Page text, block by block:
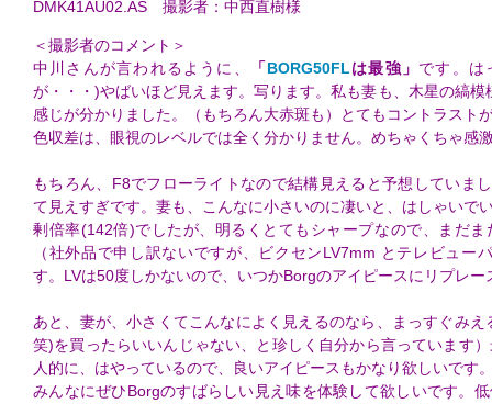
DMK41AU02.AS 撮影者：中西直樹様
＜撮影者のコメント＞
中川さんが言われるように、
「BORG50FLは最強」 です。は
が・・・)やばいほど見えます。写ります。私も妻も、木星の縞
感じが分かりました。（もちろん大赤斑も）とてもコントラスト
色収差は、眼視のレベルでは全く分かりません。めちゃくちゃ感
もちろん、F8でフローライトなので結構見えると予想していま
て見えすぎです。妻も、こんなに小さいのに凄いと、はしゃいで
剰倍率(142倍)でしたが、明るくとてもシャープなので、まだ
（社外品で申し訳ないですが、ビクセンLV7mm とテレビュー
す。LVは50度しかないので、いつかBorgのアイピースにリプレ
あと、妻が、小さくてこんなによく見えるのなら、まっすぐみ
笑)を買ったらいいんじゃない、と珍しく自分から言っています）
人的に、はやっているので、良いアイピースもかなり欲しいです
みんなにぜひBorgのすばらしい見え味を体験して欲しいです。